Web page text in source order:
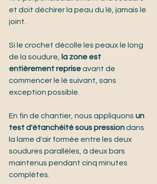
et doit déchirer la peau du lé, jamais le
joint.
Si le crochet décolle les peaux le long
de la soudure, la zone est
entièrement reprise avant de
commencer le lé suivant, sans
exception possible.
En fin de chantier, nous appliquons un
test d'étanchéité sous pression dans
la lame d'air formée entre les deux
soudures parallèles, à deux bars
maintenus pendant cinq minutes
complètes.